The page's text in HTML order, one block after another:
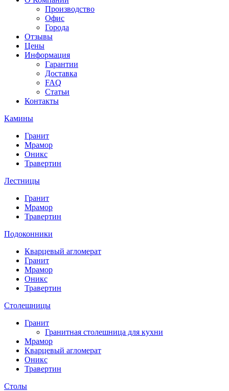
Производство
Офис
Города
Отзывы
Цены
Информация
Гарантии
Доставка
FAQ
Статьи
Контакты
Камины
Гранит
Мрамор
Оникс
Травертин
Лестницы
Гранит
Мрамор
Травертин
Подоконники
Кварцевый агломерат
Гранит
Мрамор
Оникс
Травертин
Столешницы
Гранит
Гранитная столешница для кухни
Мрамор
Кварцевый агломерат
Оникс
Травертин
Столы